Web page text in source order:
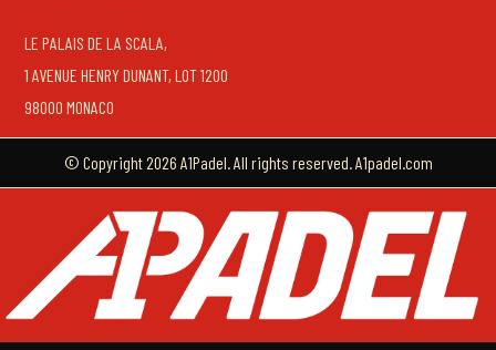
LE PALAIS DE LA SCALA,
1 AVENUE HENRY DUNANT, LOT 1200
98000 MONACO
© Copyright 2026 A1Padel. All rights reserved. A1padel.com